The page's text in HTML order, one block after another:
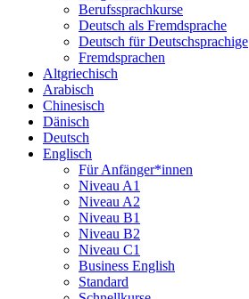
Berufssprachkurse
Deutsch als Fremdsprache
Deutsch für Deutschsprachige
Fremdsprachen
Altgriechisch
Arabisch
Chinesisch
Dänisch
Deutsch
Englisch
Für Anfänger*innen
Niveau A1
Niveau A2
Niveau B1
Niveau B2
Niveau C1
Business English
Standard